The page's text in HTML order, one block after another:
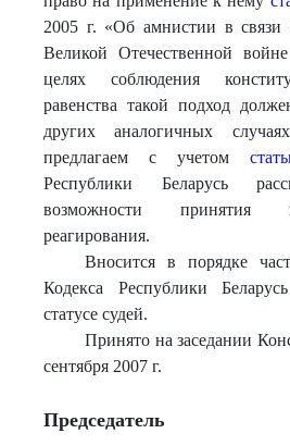
2005 г. «Об амнистии в
Великой Отечественной
целях соблюдения
равенства такой подход
других аналогичных
предлагаем с учетом
Республики Беларусь
возможности принятия
реагирования.
Вносится в порядке
Кодекса Республики
статусе судей.
Принято на заседании
сентября 2007 г.
Председатель